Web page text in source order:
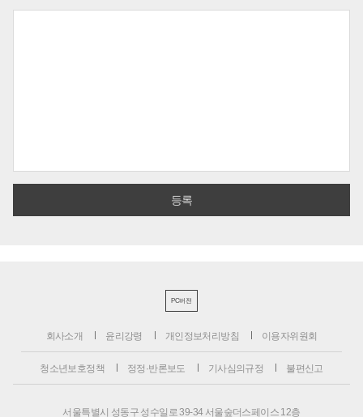
PC버전
회사소개 윤리강령 개인정보처리방침 이용자위원회
청소년보호정책 정정·반론보도 기사심의규정 불편신고
서울특별시 성동구 성수일로 39-34 서울숲더스페이스 12층